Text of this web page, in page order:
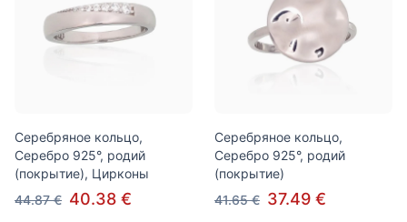
Серебряное кольцо,
Серебро 925°, родий
(покрытие), Цирконы
44.87 € 40.38 €
Серебряное кольцо,
Серебро 925°, родий
(покрытие)
41.65 € 37.49 €